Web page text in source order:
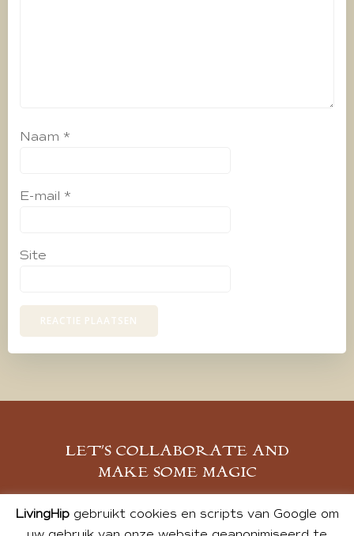
Naam *
E-mail *
Site
LET’S COLLABORATE AND
MAKE SOME MAGIC
MELD JE AAN
LivingHipgebruikt cookies en scripts van Google om